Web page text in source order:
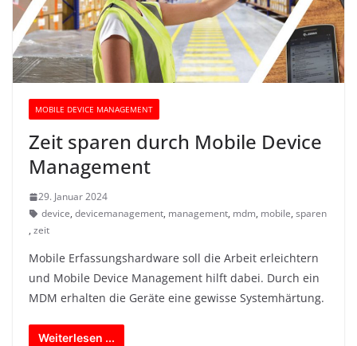
MOBILE DEVICE MANAGEMENT
Zeit sparen durch Mobile Device
Management
29. Januar 2024
device, devicemanagement, management, mdm, mobile, sparen
, zeit
Mobile Erfassungshardware soll die Arbeit erleichtern
und Mobile Device Management hilft dabei. Durch ein
MDM erhalten die Geräte eine gewisse Systemhärtung.
Weiterlesen ...